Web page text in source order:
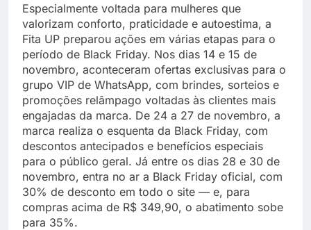
Especialmente voltada para mulheres que
valorizam conforto, praticidade e autoestima, a
Fita UP preparou ações em várias etapas para o
período de Black Friday. Nos dias 14 e 15 de
novembro, aconteceram ofertas exclusivas para o
grupo VIP de WhatsApp, com brindes, sorteios e
promoções relâmpago voltadas às clientes mais
engajadas da marca. De 24 a 27 de novembro, a
marca realiza o esquenta da Black Friday, com
descontos antecipados e benefícios especiais
para o público geral. Já entre os dias 28 e 30 de
novembro, entra no ar a Black Friday oficial, com
30% de desconto em todo o site — e, para
compras acima de R$ 349,90, o abatimento sobe
para 35%.